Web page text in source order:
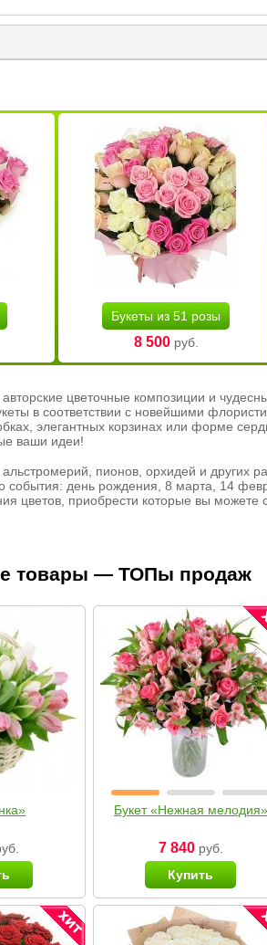
Букеты из 51 розы
8 500руб.
цветочные композиции и
в соответствии с новейшими
элегантных корзинах или форме
ваши идеи!
пионов, орхидей и других
события: день рождения, 8 марта, 14
цветов, приобрести которые вы можете
товары — ТОПы продаж
Букет «Нежная мелодия»
7 840руб.
Купить